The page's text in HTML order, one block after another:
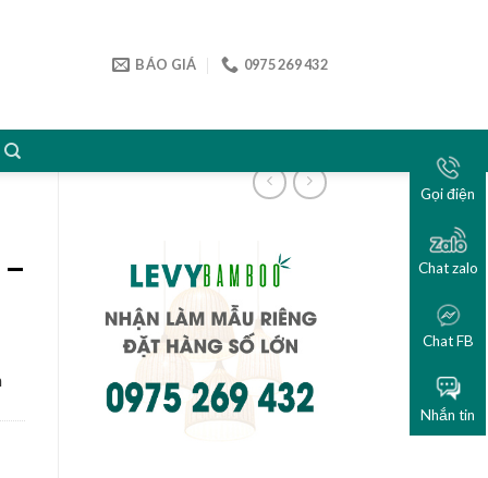
Gọi điện
Chat zalo
Chat FB
Nhắn tin
BÁO GIÁ 0975 269 432